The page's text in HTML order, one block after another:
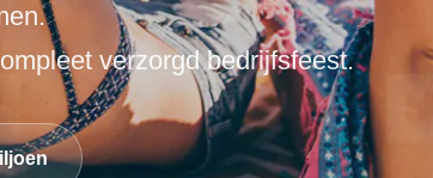
verzorgd bedrijfsfeest.